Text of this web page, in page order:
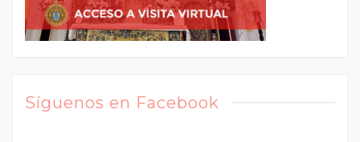
Síguenos en Facebook